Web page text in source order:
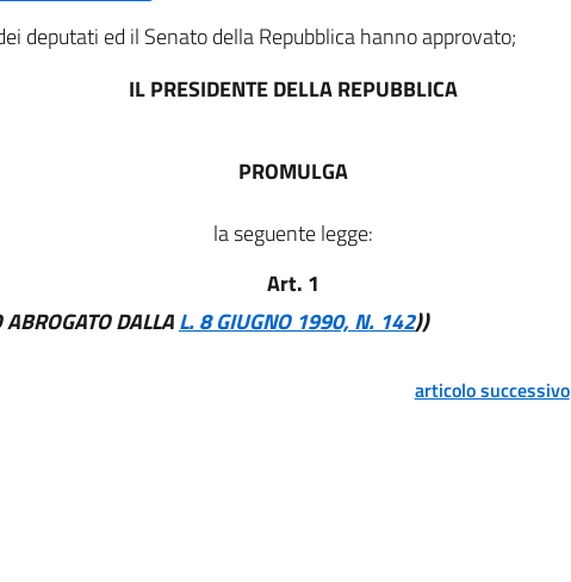
deputati ed il Senato della Repubblica hanno approvato;
IL PRESIDENTE DELLA REPUBBLICA
PROMULGA
la seguente legge:
Art. 1
DALLAL. 8 GIUGNO 1990, N. 142))
articolo successivo